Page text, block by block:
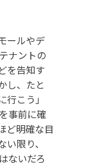
ールやデ
ナントの
を告知す
し、たと
こう」
事前に確
ど明確な目
限り、
ないだろ